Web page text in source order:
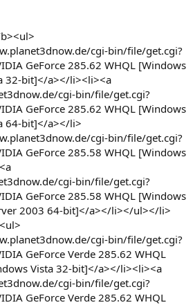
cgi-bin/file/get.cgi?
GeForce 285.62 WHQL [Windows
32-bit]</a></li><li><a
cgi-bin/file/get.cgi?
GeForce 285.62 WHQL [Windows
64-bit]</a></li>
cgi-bin/file/get.cgi?
GeForce 285.58 WHQL [Windows
cgi-bin/file/get.cgi?
GeForce 285.58 WHQL [Windows
2003 64-bit]</a></li></ul></li>
cgi-bin/file/get.cgi?
GeForce Verde 285.62 WHQL
Vista 32-bit]</a></li><li><a
cgi-bin/file/get.cgi?
GeForce Verde 285.62 WHQL